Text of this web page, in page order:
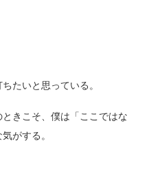
たいと思っている。
きこそ、僕は「ここではな
がする。